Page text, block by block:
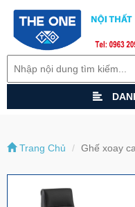
Trang Chủ Ghế xoay